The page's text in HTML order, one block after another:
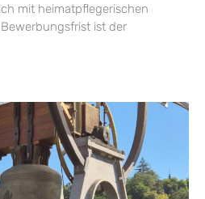
mit heimatpflegerischen
ist der